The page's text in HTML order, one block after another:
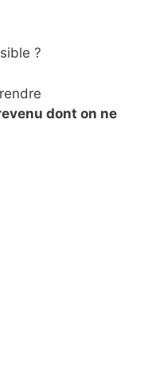
?
dont on ne